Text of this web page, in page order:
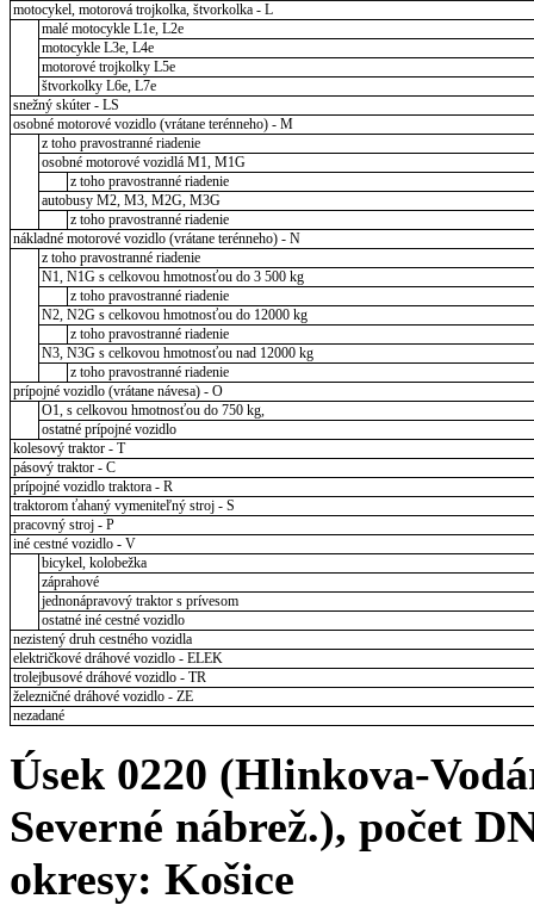
motocykel, motorová trojkolka, štvorkolka - L
malé motocykle L1e, L2e
motocykle L3e, L4e
motorové trojkolky L5e
štvorkolky L6e, L7e
snežný skúter - LS
osobné motorové vozidlo (vrátane terénneho) - M
z toho pravostranné riadenie
osobné motorové vozidlá M1, M1G
z toho pravostranné riadenie
autobusy M2, M3, M2G, M3G
z toho pravostranné riadenie
nákladné motorové vozidlo (vrátane terénneho) - N
z toho pravostranné riadenie
N1, N1G s celkovou hmotnosťou do 3 500 kg
z toho pravostranné riadenie
N2, N2G s celkovou hmotnosťou do 12000 kg
z toho pravostranné riadenie
N3, N3G s celkovou hmotnosťou nad 12000 kg
z toho pravostranné riadenie
prípojné vozidlo (vrátane návesa) - O
O1, s celkovou hmotnosťou do 750 kg,
ostatné prípojné vozidlo
kolesový traktor - T
pásový traktor - C
prípojné vozidlo traktora - R
traktorom ťahaný vymeniteľný stroj - S
pracovný stroj - P
iné cestné vozidlo - V
bicykel, kolobežka
záprahové
jednonápravový traktor s prívesom
ostatné iné cestné vozidlo
nezistený druh cestného vozidla
električkové dráhové vozidlo - ELEK
trolejbusové dráhové vozidlo - TR
železničné dráhové vozidlo - ZE
nezadané
Úsek 0220 (Hlinkova-
Severné nábrež.), počet
okresy: Košice